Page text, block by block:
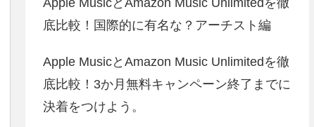
Apple MusicとAmazon Music Unlimitedを徹
底比較！国際的に有名な？アーチスト編
Apple MusicとAmazon Music Unlimitedを徹
底比較！3か月無料キャンペーン終了までに
決着をつけよう。